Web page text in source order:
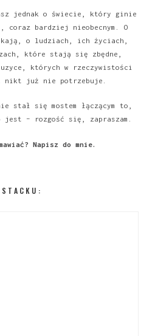
jednak o świecie, który ginie
coraz bardziej nieobecnym. O
o ludziach, ich życiach,
które stają się zbędne,
których w rzeczywistości
nikt już nie potrzebuje.
stał się mostem łączącym to,
– rozgość się, zapraszam.
Napisz do mnie.